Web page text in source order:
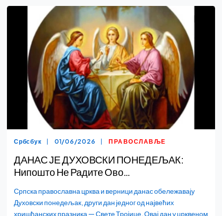
Србсбук 01/06/2026 ПРАВОСЛАВЉЕ
ДАНАС ЈЕ ДУХОВСКИ ПОНЕДЕЉАК:
Нипошто Не Радите Ово…
Српска православна црква и верници данас обележавају
Духовски понедељак, други дан једног од највећих
хришћанских празника — Свете Тројице. Овај дан у црквеном